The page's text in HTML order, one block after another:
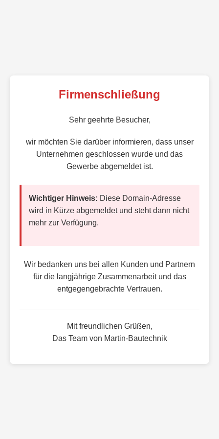
Firmenschließung
Sehr geehrte Besucher,
wir möchten Sie darüber informieren, dass unser
Unternehmen geschlossen wurde und das
Gewerbe abgemeldet ist.
Wichtiger Hinweis: Diese Domain-Adresse
wird in Kürze abgemeldet und steht dann nicht
mehr zur Verfügung.
Wir bedanken uns bei allen Kunden und Partnern
für die langjährige Zusammenarbeit und das
entgegengebrachte Vertrauen.
Mit freundlichen Grüßen,
Das Team von Martin-Bautechnik